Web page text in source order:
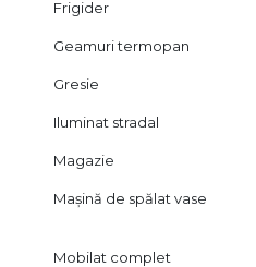
Frigider
Geamuri termopan
Gresie
Iluminat stradal
Magazie
Mașină de spălat vase
Mobilat complet